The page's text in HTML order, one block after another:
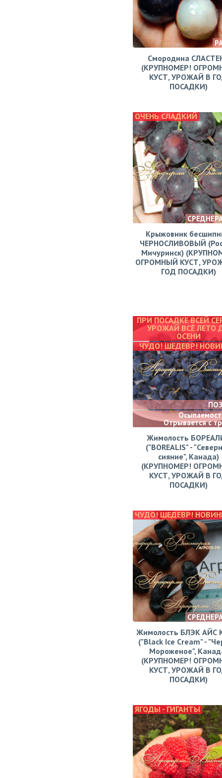
Смородина
(КРУПНОМЕР!
КУСТ, УРОЖАЙ В
ПОСАДКИ)
ОЧЕНЬ СЛАДКИЙ
Крыжовник
ЧЕРНОСЛИВОВЫЙ
Мичуринск)
ОГРОМНЫЙ КУСТ,
ГОД ПОСАДКИ)
ПРИ ПОСАДКЕ ВСЕЙ
УРОЖАЙ ВСЁ ЛЕТО
ОСЕНИ
ЧУДО! ШЕДЕВР!
Отрывается с
Жимолость
("BOREALIS" -
сияние", Канада)
(КРУПНОМЕР!
КУСТ, УРОЖАЙ В
ПОСАДКИ)
ЧУДО! ШЕДЕВР!
Жимолость БЛЭК АЙС
("Black Ice Cream" -
Мороженое",
(КРУПНОМЕР!
КУСТ, УРОЖАЙ В
ПОСАДКИ)
ЯГОДЫ - ГИГАНТЫ